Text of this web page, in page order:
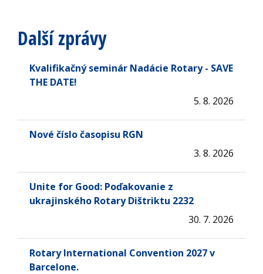
Další zprávy
Kvalifikačný seminár Nadácie Rotary - SAVE
THE DATE!
5. 8. 2026
Nové číslo časopisu RGN
3. 8. 2026
Unite for Good: Poďakovanie z
ukrajinského Rotary Dištriktu 2232
30. 7. 2026
Rotary International Convention 2027 v
Barcelone.